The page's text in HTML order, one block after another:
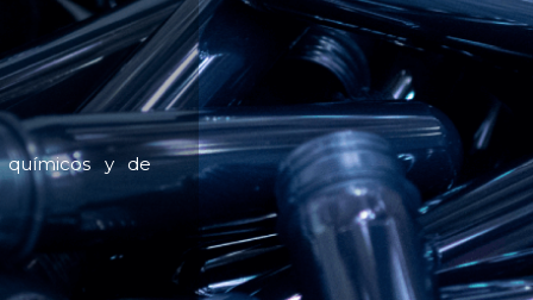
químicos y de